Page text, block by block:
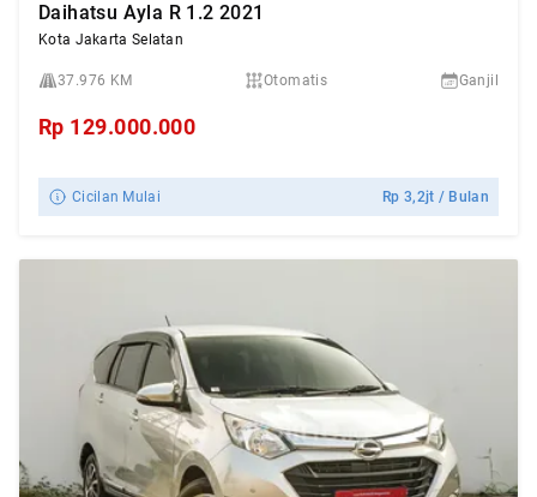
Daihatsu Ayla R 1.2 2021
Kota Jakarta Selatan
37.976 KM Otomatis Ganjil
Rp 129.000.000
Cicilan Mulai Rp3,2jt / Bulan